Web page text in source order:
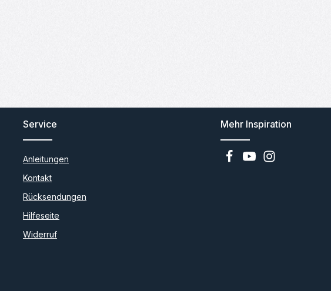
Service
Anleitungen
Kontakt
Rücksendungen
Hilfeseite
Widerruf
Mehr Inspiration